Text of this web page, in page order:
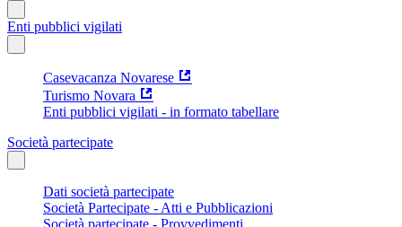
Enti pubblici vigilati
Casevacanza Novarese
Turismo Novara
Enti pubblici vigilati - in formato tabellare
Società partecipate
Dati società partecipate
Società Partecipate - Atti e Pubblicazioni
Società partecipate - Provvedimenti